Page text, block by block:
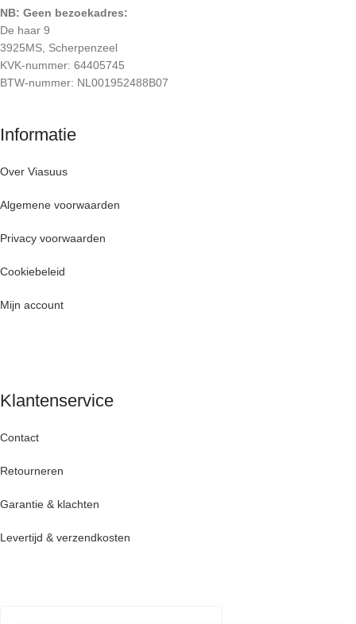
NB: Geen bezoekadres:
De haar 9
3925MS, Scherpenzeel
KVK-nummer: 64405745
BTW-nummer: NL001952488B07
Informatie
Over Viasuus
Algemene voorwaarden
Privacy voorwaarden
Cookiebeleid
Mijn account
Klantenservice
Contact
Retourneren
Garantie & klachten
Levertijd & verzendkosten